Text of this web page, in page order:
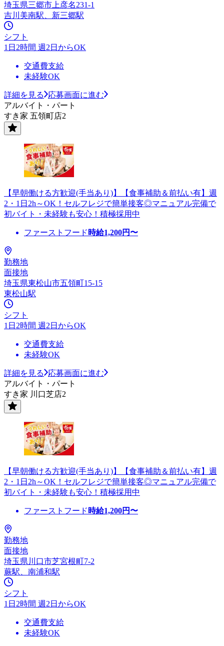
埼玉県三郷市上彦名231-1
吉川美南駅、新三郷駅
シフト
1日2時間 週2日からOK
交通費支給
未経験OK
詳細を見る
応募画面に進む
アルバイト・パート
すき家 五領町店2
【早朝働ける方歓迎(手当あり)】【食事補助＆前払い有】週
2・1日2h～OK！セルフレジで簡単接客◎マニュアル完備で
初バイト・未経験も安心！積極採用中
ファーストフード 時給1,200円〜
勤務地
面接地
埼玉県東松山市五領町15-15
東松山駅
シフト
1日2時間 週2日からOK
交通費支給
未経験OK
詳細を見る
応募画面に進む
アルバイト・パート
すき家 川口芝店2
【早朝働ける方歓迎(手当あり)】【食事補助＆前払い有】週
2・1日2h～OK！セルフレジで簡単接客◎マニュアル完備で
初バイト・未経験も安心！積極採用中
ファーストフード 時給1,200円〜
勤務地
面接地
埼玉県川口市芝宮根町7-2
蕨駅、南浦和駅
シフト
1日2時間 週2日からOK
交通費支給
未経験OK